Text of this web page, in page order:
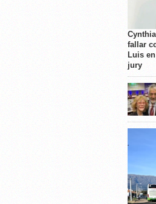
fallar
Luis
jury